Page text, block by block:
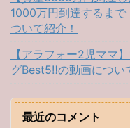
1000万円到達するま
ついて紹介！
【アラフォー2児ママ
グBest5‼︎の動画につい
最近のコメント